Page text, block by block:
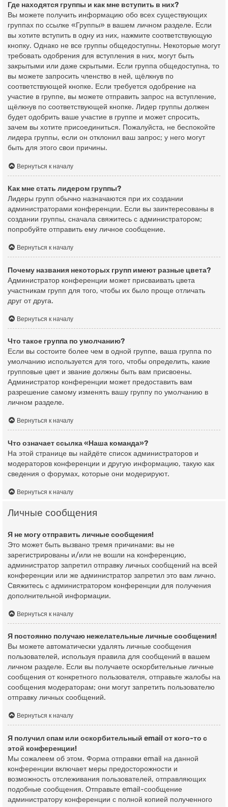
Где находятся группы и как мне вступить в них?
Вы можете получить информацию обо всех существующих
группах по ссылке «Группы» в вашем личном разделе. Если
вы хотите вступить в одну из них, нажмите соответствующую
кнопку. Однако не все группы общедоступны. Некоторые могут
требовать одобрения для вступления в них, могут быть
закрытыми или даже скрытыми. Если группа общедоступна, то
вы можете запросить членство в ней, щёлкнув по
соответствующей кнопке. Если требуется одобрение на
участие в группе, вы можете отправить запрос на вступление,
щёлкнув по соответствующей кнопке. Лидер группы должен
будет одобрить ваше участие в группе и может спросить,
зачем вы хотите присоединиться. Пожалуйста, не беспокойте
лидера группы, если он отклонил ваш запрос; у него могут
быть для этого свои причины.
Вернуться к началу
Как мне стать лидером группы?
Лидеры групп обычно назначаются при их создании
администраторами конференции. Если вы заинтересованы в
создании группы, сначала свяжитесь с администратором;
попробуйте отправить ему личное сообщение.
Вернуться к началу
Почему названия некоторых групп имеют разные цвета?
Администратор конференции может присваивать цвета
участникам групп для того, чтобы их было проще отличать
друг от друга.
Вернуться к началу
Что такое группа по умолчанию?
Если вы состоите более чем в одной группе, ваша группа по
умолчанию используется для того, чтобы определить, какие
групповые цвет и звание должны быть вам присвоены.
Администратор конференции может предоставить вам
разрешение самому изменять вашу группу по умолчанию в
личном разделе.
Вернуться к началу
Что означает ссылка «Наша команда»?
На этой странице вы найдёте список администраторов и
модераторов конференции и другую информацию, такую как
сведения о форумах, которые они модерируют.
Вернуться к началу
Личные сообщения
Я не могу отправить личные сообщения!
Это может быть вызвано тремя причинами: вы не
зарегистрированы и/или не вошли на конференцию,
администратор запретил отправку личных сообщений на всей
конференции или же администратор запретил это вам лично.
Свяжитесь с администратором конференции для получения
дополнительной информации.
Вернуться к началу
Я постоянно получаю нежелательные личные сообщения!
Вы можете автоматически удалять личные сообщения
пользователей, используя правила для сообщений в вашем
личном разделе. Если вы получаете оскорбительные личные
сообщения от конкретного пользователя, отправьте жалобы на
сообщения модераторам; они могут запретить пользователю
отправку личных сообщений.
Вернуться к началу
Я получил спам или оскорбительный email от кого-то с
этой конференции!
Мы сожалеем об этом. Форма отправки email на данной
конференции включает меры предосторожности и
возможность отслеживания пользователей, отправляющих
подобные сообщения. Отправьте email-сообщение
администратору конференции с полной копией полученного